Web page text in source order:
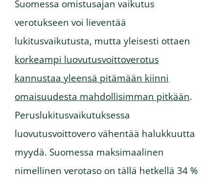
Suomessa omistusajan vaikutus
verotukseen voi lieventää
lukitusvaikutusta, mutta yleisesti ottaen
korkeampi luovutusvoittoverotus
kannustaa yleensä pitämään kiinni
omaisuudesta mahdollisimman pitkään.
Peruslukitusvaikutuksessa
luovutusvoittovero vähentää halukkuutta
myydä. Suomessa maksimaalinen
nimellinen verotaso on tällä hetkellä 34 %